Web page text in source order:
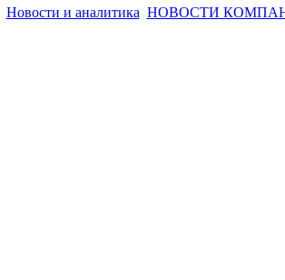
Новости и аналитика НОВОСТИ